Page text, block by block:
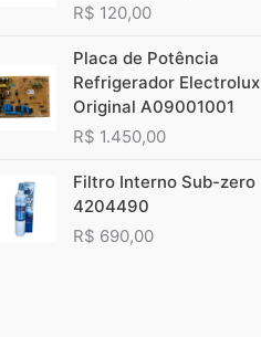
R$ 120,00
Placa de Potência
Refrigerador Electrolux
Original A09001001
R$ 1.450,00
Filtro Interno Sub-zero
4204490
R$ 690,00